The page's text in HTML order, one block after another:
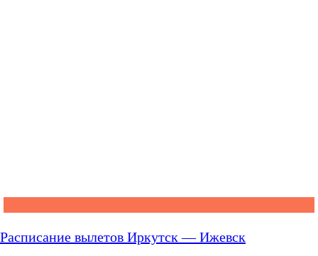
Расписание вылетов Иркутск — Ижевск